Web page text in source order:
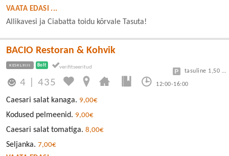
VAATA EDASI ...
Allikavesi ja Ciabatta toidu kõrvale Tasuta!
BACIO Restoran & Kohvik
KESKLINN Bolt
4 |435 12:00-16:00
tasuline 1,50 eur/h
Caesari salat kanaga. 9,00€
Kodused pelmeenid. 9,00€
Caesari salat tomatiga. 8,00€
Seljanka. 7,00€